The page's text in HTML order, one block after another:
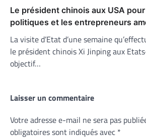
Le président chinois aux USA
politiques et les entrepreneurs
La visite d’Etat d’une semaine
le président chinois Xi Jinping aux
objectif…
Laisser un commentaire
Votre adresse e-mail ne sera pas
obligatoires sont indiqués avec *